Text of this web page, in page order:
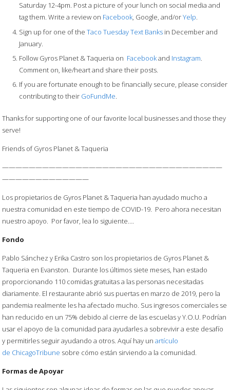
Saturday 12-4pm. Post a picture of your lunch on social media and
tag them. Write a review on Facebook, Google, and/orYelp.
Sign up for one of the Taco Tuesday Text Banksin December and
January.
Follow Gyros Planet & Taqueria on Facebookand Instagram.
Comment on, like/heart and share their posts.
If you are fortunate enough to be financially secure, please consider
contributing to their GoFundMe.
Thanks for supporting one of our favorite local businesses and those they
serve!
Friends of Gyros Planet & Taqueria
—————————————————————————————————
—————————————
Los propietarios de Gyros Planet & Taqueria han ayudado mucho a
nuestra comunidad en este tiempo de COVID-19. Pero ahora necesitan
nuestro apoyo. Por favor, lea lo siguiente….
Fondo
Pablo Sánchez y Erika Castro son los propietarios de Gyros Planet &
Taqueria en Evanston. Durante los últimos siete meses, han estado
proporcionando 110 comidas gratuitas a las personas necesitadas
diariamente. El restaurante abrió sus puertas en marzo de 2019, pero la
pandemia realmente les ha afectado mucho. Sus ingresos comerciales se
han reducido en un 75% debido al cierre de las escuelas y Y.O.U. Podrían
usar el apoyo de la comunidad para ayudarles a sobrevivir a este desafío
y permitirles seguir ayudando a otros. Aquí hay unartículo
de ChicagoTribune sobre cómo están sirviendo a la comunidad.
Formas de Apoyar